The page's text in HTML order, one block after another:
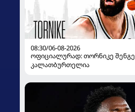
08:30/06-08-2026
ოფიციალურად: თორნიკე
კალათბურთელია